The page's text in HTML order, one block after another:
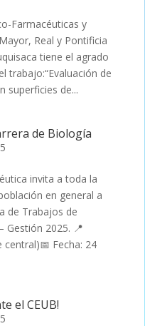
Farmacéuticas y
Real y Pontificia
tiene el agrado
trabajo:“Evaluación de
superficies de...
de Biología
invita a toda la
en general a
de Trabajos de
Gestión 2025. 📍
central)📅 Fecha: 24
el CEUB!